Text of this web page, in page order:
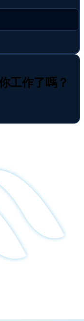
工作了嗎？